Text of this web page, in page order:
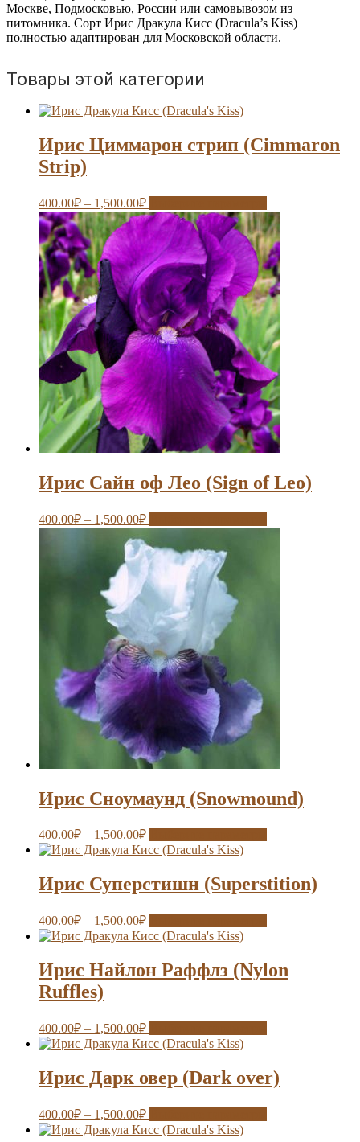
Москве, Подмосковью, России или самовывозом из
питомника. Сорт Ирис Дракула Кисс (Dracula’s Kiss)
полностью адаптирован для Московской области.
Товары этой категории
Ирис Циммарон стрип (Cimmaron
Strip)
400.00₽ – 1,500.00₽
Ирис Сайн оф Лео (Sign of Leo)
400.00₽ – 1,500.00₽
Ирис Сноумаунд (Snowmound)
400.00₽ – 1,500.00₽
Ирис Суперстишн (Superstition)
400.00₽ – 1,500.00₽
Ирис Найлон Раффлз (Nylon
Ruffles)
400.00₽ – 1,500.00₽
Ирис Дарк овер (Dark over)
400.00₽ – 1,500.00₽